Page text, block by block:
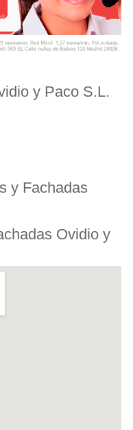
y Paco S.L.
y Fachadas
Ovidio y